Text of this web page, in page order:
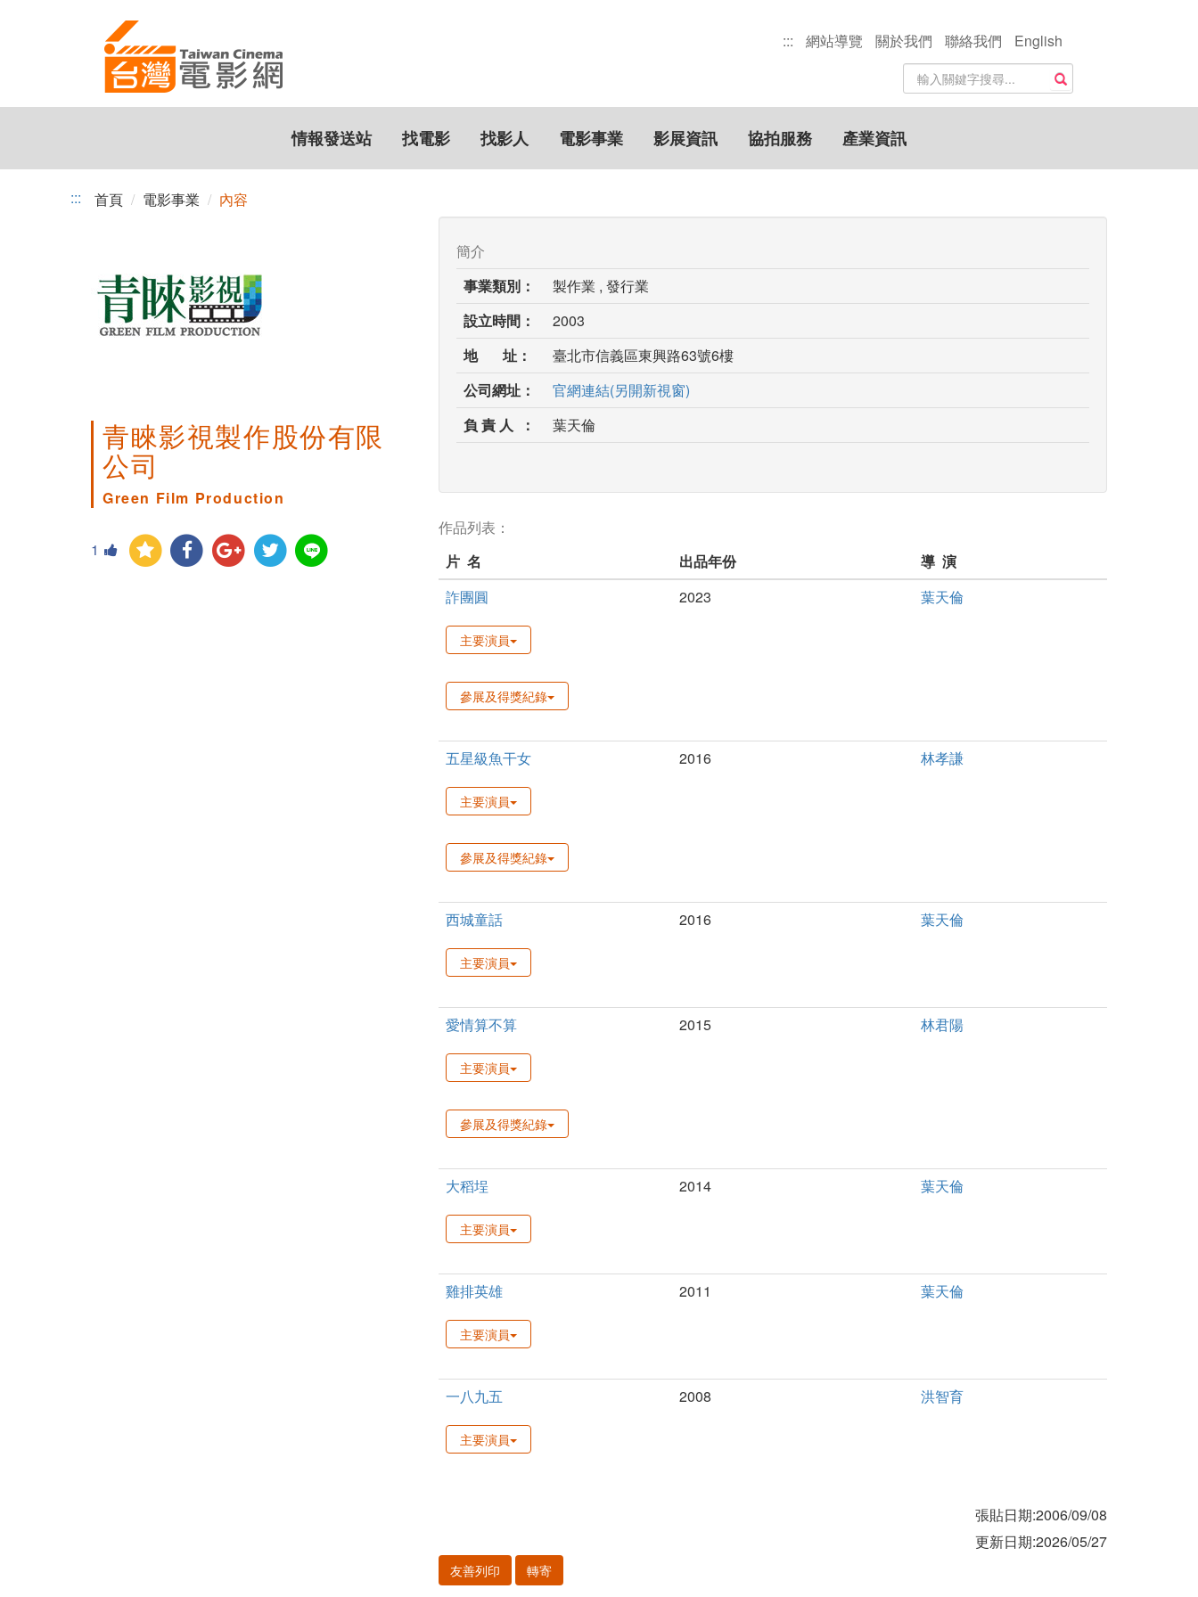
::: 網站導覽 關於我們 聯絡我們
English
站
內
搜
尋
關
鍵
搜尋
情報發送站 找電影 找影人 電影事業 影展資訊 協拍服務 產業資訊
::: 首頁 電影事業 內容
青睞影視製作股份有限
公司
Green Film Production
1
簡介
事業類別：
製作業 , 發行業
設立時間：
2003
地 址：
臺北市信義區東興路63號6樓
公司網址：
官網連結(另開新視窗)
負 責 人 ：
葉天倫
作品列表：
片 名
出品年份
導 演
詐團圓
2023 葉天倫
主要演員
參展及得獎紀錄
五星級魚干女 2016 林孝謙
主要演員
參展及得獎紀錄
西城童話 2016 葉天倫
主要演員
愛情算不算 2015 林君陽
主要演員
參展及得獎紀錄
大稻埕 2014 葉天倫
主要演員
雞排英雄 2011 葉天倫
主要演員
一八九五 2008 洪智育
主要演員
張貼日期:2006/09/08
更新日期:2026/05/27
友善列印 轉寄